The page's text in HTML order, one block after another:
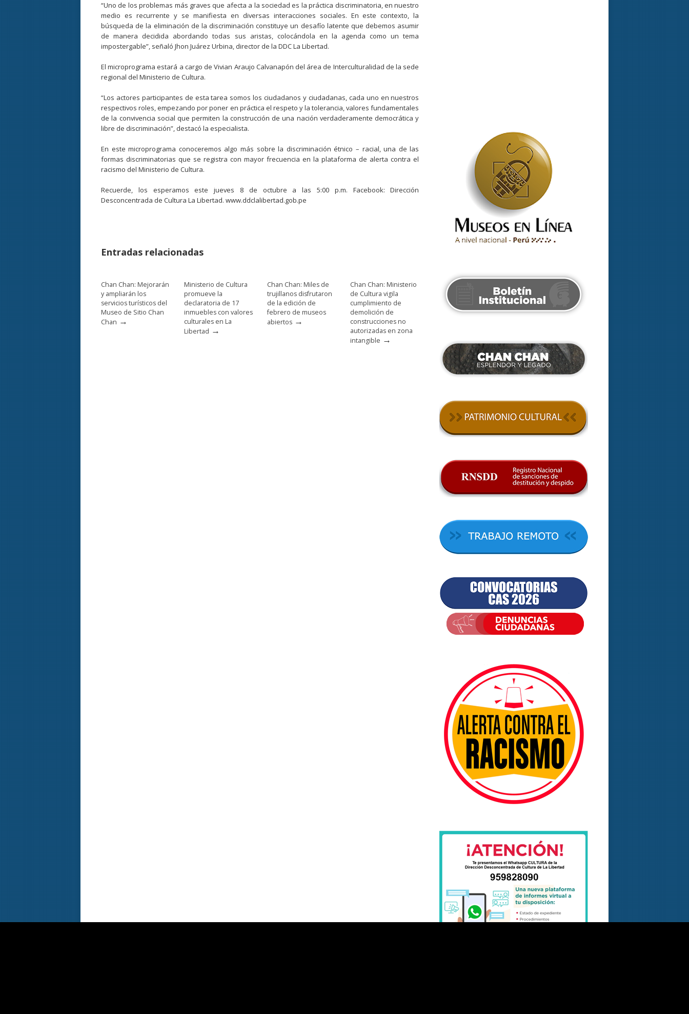
“Uno de los problemas más graves que afecta a la sociedad es la práctica discriminatoria, en nuestro
medio es recurrente y se manifiesta en diversas interacciones sociales. En este contexto, la
búsqueda de la eliminación de la discriminación constituye un desafío latente que debemos asumir
de manera decidida abordando todas sus aristas, colocándola en la agenda como un tema
impostergable”, señaló Jhon Juárez Urbina, director de la DDC La Libertad.
El microprograma estará a cargo de Vivian Araujo Calvanapón del área de Interculturalidad de la sede
regional del Ministerio de Cultura.
“Los actores participantes de esta tarea somos los ciudadanos y ciudadanas, cada uno en nuestros
respectivos roles, empezando por poner en práctica el respeto y la tolerancia, valores fundamentales
de la convivencia social que permiten la construcción de una nación verdaderamente democrática y
libre de discriminación”, destacó la especialista.
En este microprograma conoceremos algo más sobre la discriminación étnico – racial, una de las
formas discriminatorias que se registra con mayor frecuencia en la plataforma de alerta contra el
racismo del Ministerio de Cultura.
Recuerde, los esperamos este jueves 8 de octubre a las 5:00 p.m. Facebook: Dirección
Desconcentrada de Cultura La Libertad. www.ddclalibertad.gob.pe
Entradas relacionadas
Chan Chan: Mejorarán
y ampliarán los
servicios turísticos del
Museo de Sitio Chan
Chan →
Ministerio de Cultura
promueve la
declaratoria de 17
inmuebles con valores
culturales en La
Libertad →
Chan Chan: Miles de
trujillanos disfrutaron
de la edición de
febrero de museos
abiertos →
Chan Chan: Ministerio
de Cultura vigila
cumplimiento de
demolición de
construcciones no
autorizadas en zona
intangible →